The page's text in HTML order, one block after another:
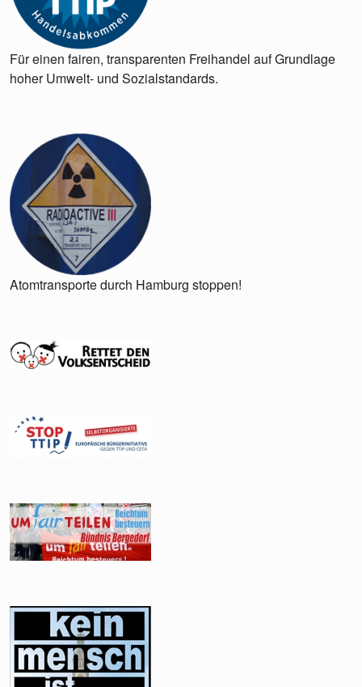
Für einen fairen, transparenten Freihandel auf Grundlage
hoher Umwelt- und Sozialstandards.
Atomtransporte durch Hamburg stoppen!